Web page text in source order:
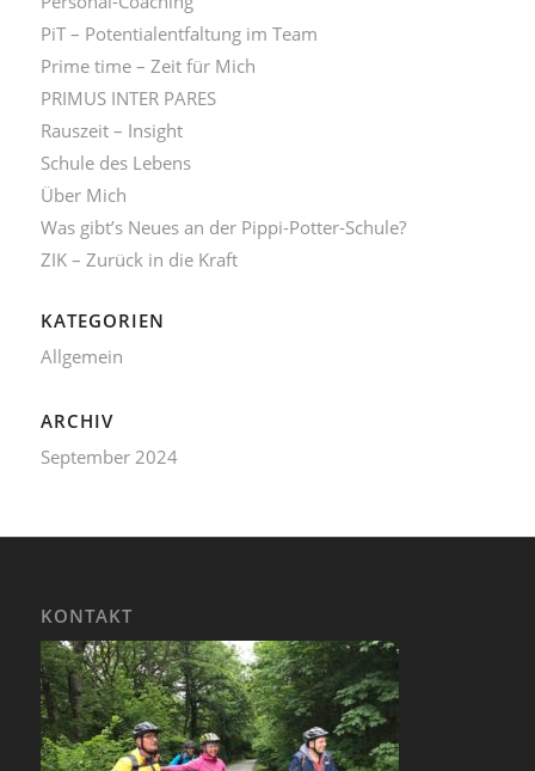
PiT – Potentialentfaltung im Team
Prime time – Zeit für Mich
PRIMUS INTER PARES
Rauszeit – Insight
Schule des Lebens
Über Mich
Was gibt’s Neues an der Pippi-Potter-Schule?
ZIK – Zurück in die Kraft
KATEGORIEN
Allgemein
ARCHIV
September 2024
KONTAKT